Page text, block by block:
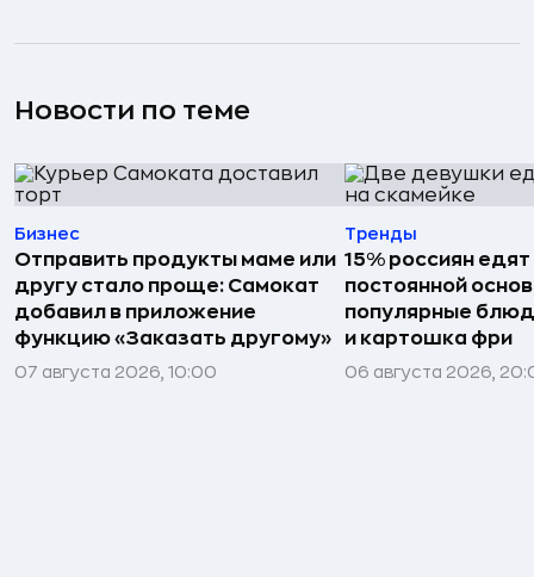
Новости по теме
Бизнес
Отправить продукты маме или
другу стало проще: Самокат
добавил в приложение
функцию «Заказать другому»
07 августа 2026, 10:00
Тренды
15% россиян
постоянной
популярные
и картошка фри
06 августа 2026,